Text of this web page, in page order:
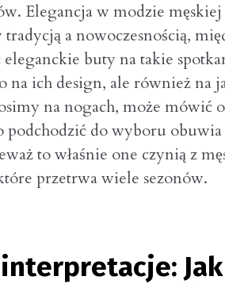
Elegancja w modzie męskiej
a nowoczesnością,
buty na takie
ich design, ale również na
na nogach, może mówić
do wyboru
to właśnie one czynią z
przetrwa wiele sezonów.
Jak